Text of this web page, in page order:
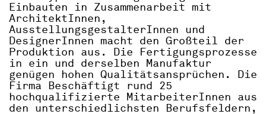
Einbauten in Zusammenarbeit mit
ArchitektInnen,
AusstellungsgestalterInnen und
DesignerInnen macht den Großteil der
Produktion aus. Die Fertigungsprozesse
in ein und derselben Manufaktur
genügen hohen Qualitätsansprüchen. Die
Firma Beschäftigt rund 25
hochqualifizierte MitarbeiterInnen aus
den unterschiedlichsten Berufsfeldern,